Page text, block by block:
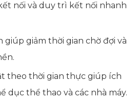
nối và duy trì kết nối nhanh
giúp giảm thời gian chờ đợi và
theo thời gian thực giúp ích
dục thể thao và các nhà máy.